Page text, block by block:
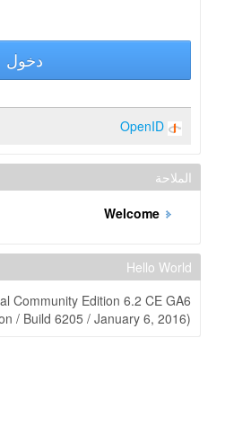
دخول
OpenID
الملاحة
Welcome
Hello World
Community Edition 6.2 CE GA6
/ Build 6205 / January 6, 2016).